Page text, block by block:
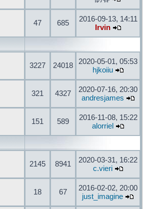
47 685
2016-09-13, 14:11
Irvin
3227 24018
2020-05-01, 05:53
hjkoiiu
321 4327
2020-07-16, 20:30
andresjames
151 589
2016-11-08, 15:22
alorriel
2145 8941
2020-03-31, 16:22
c.vieri
18 67
2016-02-02, 20:00
just_imagine